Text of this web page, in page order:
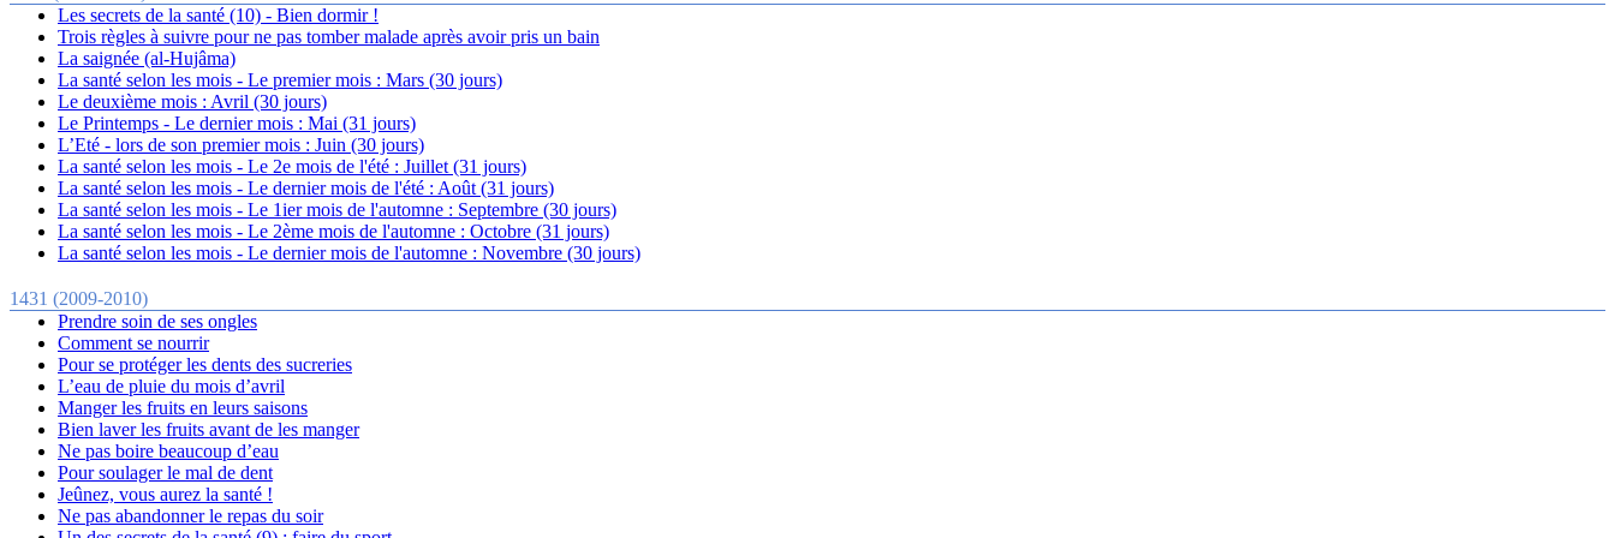
Les secrets de la santé (10) - Bien dormir !
Trois règles à suivre pour ne pas tomber malade après avoir pris un bain
La saignée (al-Hujâma)
La santé selon les mois - Le premier mois : Mars (30 jours)
Le deuxième mois : Avril (30 jours)
Le Printemps - Le dernier mois : Mai (31 jours)
L’Eté - lors de son premier mois : Juin (30 jours)
La santé selon les mois - Le 2e mois de l'été : Juillet (31 jours)
La santé selon les mois - Le dernier mois de l'été : Août (31 jours)
La santé selon les mois - Le 1ier mois de l'automne : Septembre (30 jours)
La santé selon les mois - Le 2ème mois de l'automne : Octobre (31 jours)
La santé selon les mois - Le dernier mois de l'automne : Novembre (30 jours)
1431 (2009-2010)
Prendre soin de ses ongles
Comment se nourrir
Pour se protéger les dents des sucreries
L’eau de pluie du mois d’avril
Manger les fruits en leurs saisons
Bien laver les fruits avant de les manger
Ne pas boire beaucoup d’eau
Pour soulager le mal de dent
Jeûnez, vous aurez la santé !
Ne pas abandonner le repas du soir